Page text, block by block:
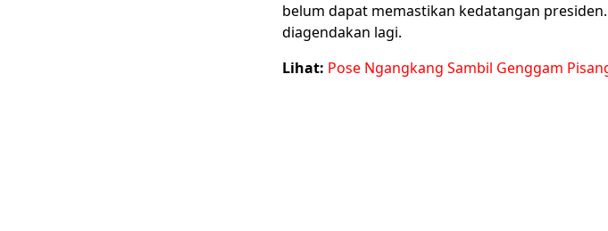
belum dapat memastikan kedatangan presiden.
diagendakan lagi.
Lihat: Pose Ngangkang Sambil Genggam